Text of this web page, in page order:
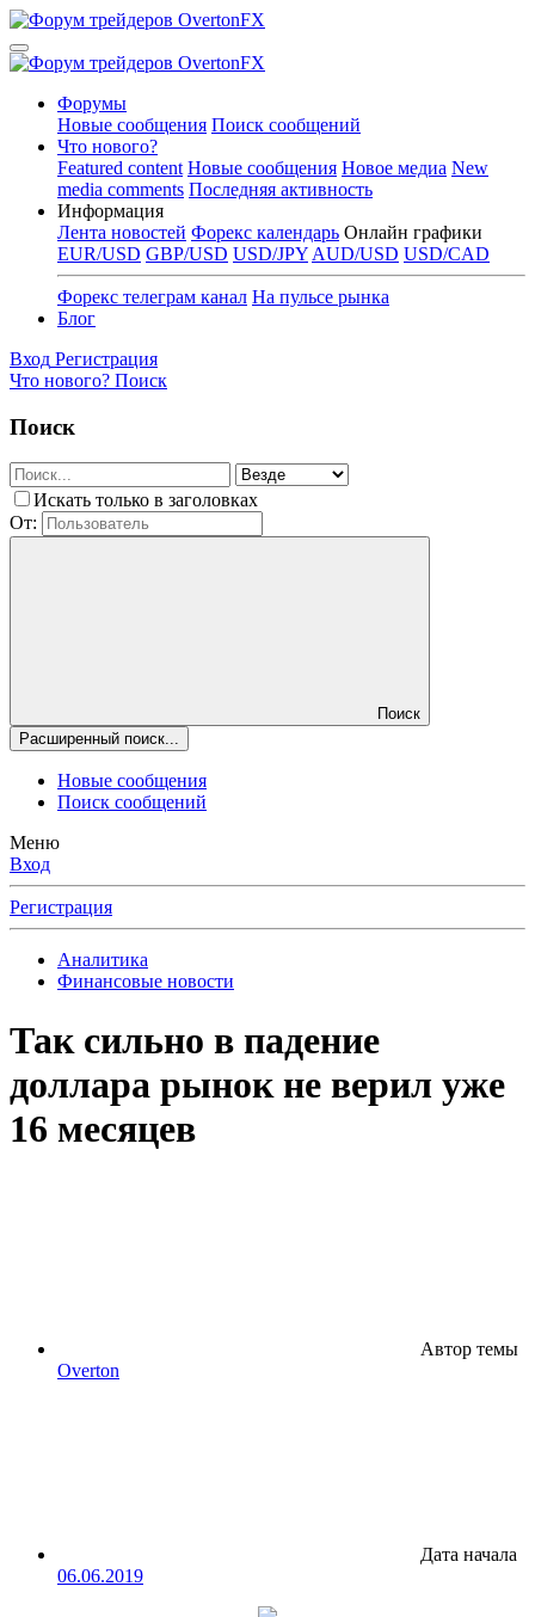
Форумы
Новые сообщения Поиск сообщений
Что нового?
Featured content Новые сообщения Новое медиа New
media comments Последняя активность
Информация
Лента новостей Форекс календарь Онлайн графики
EUR/USD GBP/USD USD/JPY AUD/USD USD/CAD
Форекс телеграм канал На пульсе рынка
Блог
Вход Регистрация
Что нового? Поиск
Поиск
Искать только в заголовках
От:
Поиск
Расширенный поиск...
Новые сообщения
Поиск сообщений
Меню
Вход
Регистрация
Аналитика
Финансовые новости
Так сильно в падение
доллара рынок не верил уже
16 месяцев
Автор темы
Overton
Дата начала
06.06.2019